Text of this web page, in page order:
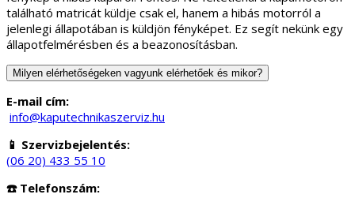
található matricát küldje csak el, hanem a hibás motorról a
jelenlegi állapotában is küldjön fényképet. Ez segít nekünk egy
állapotfelmérésben és a beazonosításban.
Milyen elérhetőségeken vagyunk elérhetőek és mikor?
E-mail cím:
info@kaputechnikaszerviz.hu
📱 Szervizbejelentés:
(06 20) 433 55 10
☎️ Telefonszám: